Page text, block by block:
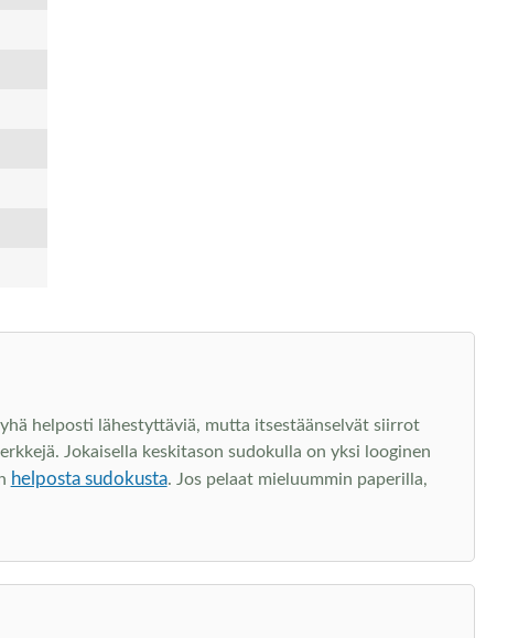
helposti lähestyttäviä, mutta itsestäänselvät siirrot
Jokaisella keskitason sudokulla on yksi looginen
helposta sudokusta. Jos pelaat mieluummin paperilla,